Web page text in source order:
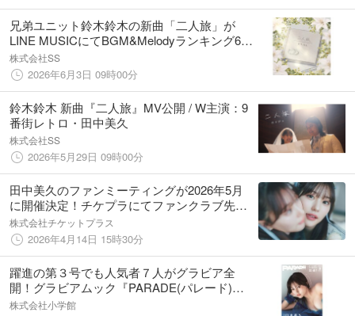
兄弟ユニット鈴木鈴木の新曲「二人旅」が
LINE MUSICにてBGM&Melodyランキング6
位・ニューソングランキング19位と高発進！
株式会社SS
2026年6月3日 09時00分
鈴木鈴木 新曲『二人旅』MV公開 / W主演：9
番街レトロ・田中美久
株式会社SS
2026年5月29日 09時00分
田中美久のファンミーティングが2026年5月
に開催決定！チケプラにてファンクラブ先行
受付中！
株式会社チケットプラス
2026年4月14日 15時30分
躍進の第３号でも人気者７人がグラビア全
開！グラビアムック『PARADE(パレード)』
2026冬号、本日2026年2月2日（月）、小学館
株式会社小学館